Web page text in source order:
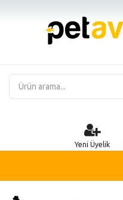
Yeni Üyelik